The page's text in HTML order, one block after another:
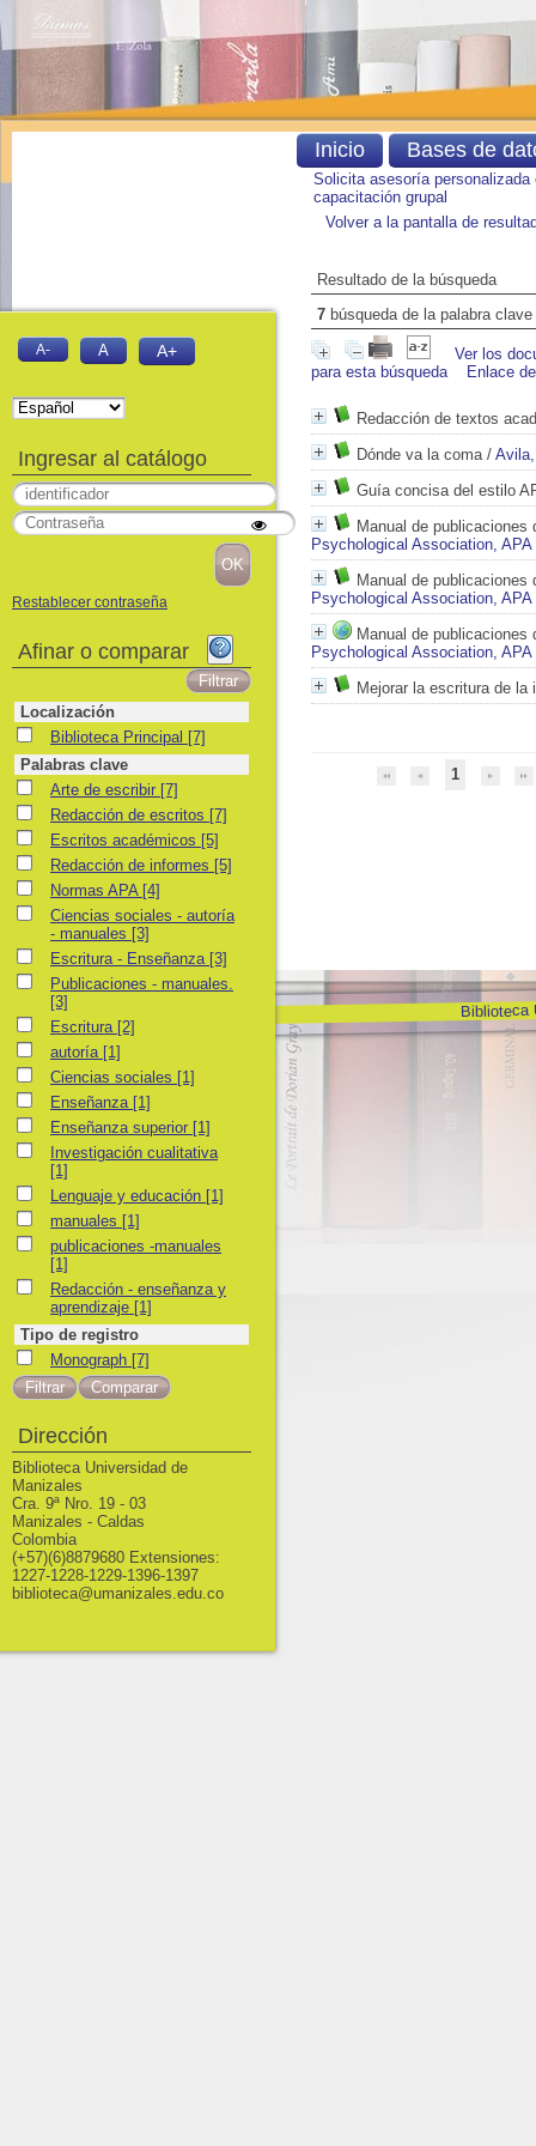
Solicita asesoría personalizada
capacitación grupal
Volver a la pantalla de
Resultado de la búsqueda
7 búsqueda de la palabra clave
Ver los
para esta búsqueda
Enlace
Redacción de textos
Dónde va la coma/
Guía concisa del estilo
Manual de
Psychological Association, APA
Manual de
Psychological Association, APA
Manual de
Psychological Association, APA
Mejorar la escritura de
1
Biblioteca
Inicio Bases de
A- A A+
Ingresar al catálogo
Restablecer contraseña
Afinar o comparar
Localización
Biblioteca Principal
Biblioteca Principal [7]
Palabras clave
Arte de escribir
Arte de escribir [7]
Redacción de escritos
Redacción de escritos [7]
Escritos académicos
Escritos académicos [5]
Redacción de informes
Redacción de informes [5]
Normas APA
Normas APA [4]
Ciencias sociales - autoría - manuales
Ciencias sociales - autoría
- manuales [3]
Escritura - Enseñanza
Escritura - Enseñanza [3]
Publicaciones - manuales.
Publicaciones - manuales.
[3]
EscrituraEscritura [2]
autoríaautoría [1]
Ciencias sociales
Ciencias sociales [1]
Enseñanza
Enseñanza [1]
Enseñanza superior
Enseñanza superior [1]
Investigación cualitativa
Investigación cualitativa
[1]
Lenguaje y educación
Lenguaje y educación [1]
manualesmanuales [1]
publicaciones -manuales
publicaciones -manuales
[1]
Redacción - enseñanza y aprendizaje
Redacción - enseñanza y
aprendizaje [1]
Tipo de registro
Monograph
Monograph [7]
Dirección
Biblioteca Universidad de
Manizales
Cra. 9ª Nro. 19 - 03
Manizales - Caldas
Colombia
(+57)(6)8879680 Extensiones:
1227-1228-1229-1396-1397
biblioteca@umanizales.edu.co